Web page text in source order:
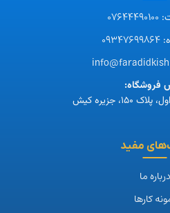
07644490100
09347699864
فروشگاه:
جزیره کیش
مفید
درباره ما
کارها